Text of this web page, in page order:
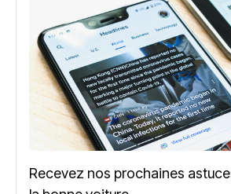
Recevez nos prochaines